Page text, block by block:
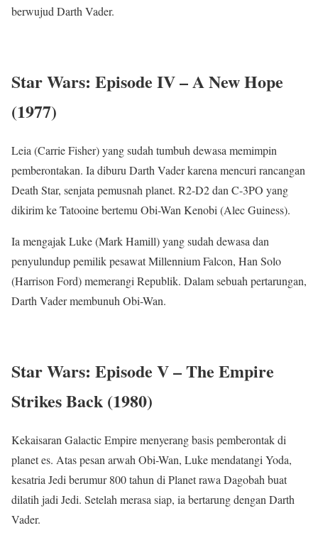
berwujud Darth Vader.
Star Wars: Episode IV – A New Hope
(1977)
Leia (Carrie Fisher) yang sudah tumbuh dewasa memimpin
pemberontakan. Ia diburu Darth Vader karena mencuri rancangan
Death Star, senjata pemusnah planet. R2-D2 dan C-3PO yang
dikirim ke Tatooine bertemu Obi-Wan Kenobi (Alec Guiness).
Ia mengajak Luke (Mark Hamill) yang sudah dewasa dan
penyulundup pemilik pesawat Millennium Falcon, Han Solo
(Harrison Ford) memerangi Republik. Dalam sebuah pertarungan,
Darth Vader membunuh Obi-Wan.
Star Wars: Episode V – The Empire
Strikes Back (1980)
Kekaisaran Galactic Empire menyerang basis pemberontak di
planet es. Atas pesan arwah Obi-Wan, Luke mendatangi Yoda,
kesatria Jedi berumur 800 tahun di Planet rawa Dagobah buat
dilatih jadi Jedi. Setelah merasa siap, ia bertarung dengan Darth
Vader.